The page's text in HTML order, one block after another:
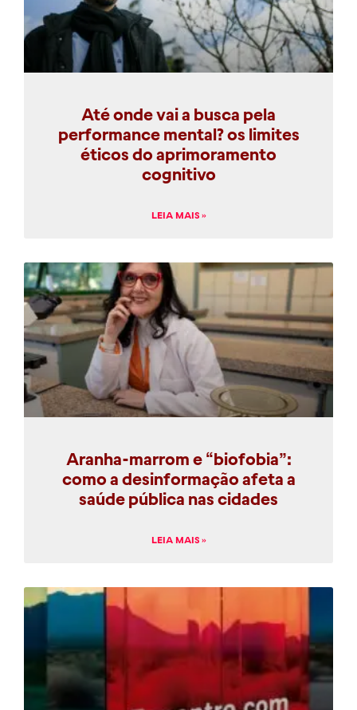
Até onde vai a busca pela
performance mental? os limites
éticos do aprimoramento
cognitivo
LEIA MAIS »
Aranha-marrom e “biofobia”:
como a desinformação afeta a
saúde pública nas cidades
LEIA MAIS »